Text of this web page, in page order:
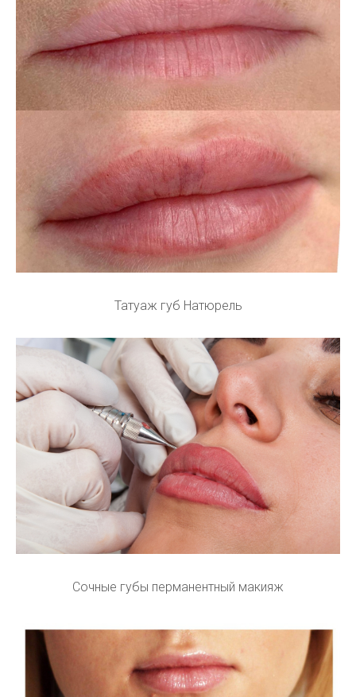
Татуаж губ Натюрель
Сочные губы перманентный макияж